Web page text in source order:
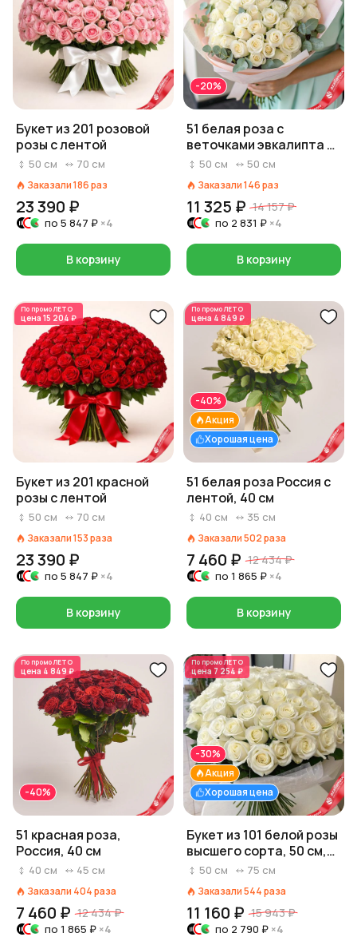
Букет из 201 розовой
розы с лентой
50 см 70 см
Заказали186раз
23 390 ₽
по 5 847 ₽ ×4
В корзину
-20%
51 белая роза с
веточками эвкалипта в
пастельной пленке,
50 см 50 см
Заказали146раз
11 325 ₽ 14 157 ₽
по 2 831 ₽ ×4
В корзину
По промоЛЕТО
цена 15 204 ₽
Букет из 201 красной
розы с лентой
50 см 70 см
Заказали153раза
23 390 ₽
по 5 847 ₽ ×4
В корзину
По промоЛЕТО
цена 4 849 ₽
Хорошая цена
Акция
-40%
51 белая роза Россия с
лентой, 40 см
40 см 35 см
Заказали502раза
7 460 ₽ 12 434 ₽
по 1 865 ₽ ×4
В корзину
По промоЛЕТО
цена 4 849 ₽
-40%
51 красная роза,
Россия, 40 см
40 см 45 см
Заказали 404раза
7 460 ₽ 12 434 ₽
по 1 865 ₽ ×4
По промоЛЕТО
цена 7 254 ₽
Хорошая цена
Акция
-30%
Букет из 101 белой розы
высшего сорта, 50 см,
Россия
50 см 75 см
Заказали544раза
11 160 ₽ 15 943 ₽
по 2 790 ₽ ×4